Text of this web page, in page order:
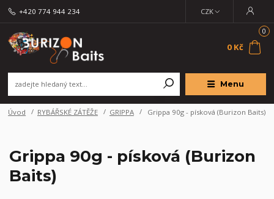
Menu
CZK
+420 774 944 234
0
0 Kč
Úvod RYBÁŘSKÉ ZÁTĚŽE GRIPPA Grippa 90g - písková (Burizon Baits)
Grippa 90g - písková (Burizon
Baits)